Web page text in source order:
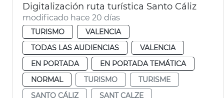
Digitalización ruta turística Santo Cáliz
modificado hace 20 días
TURISMO
VALENCIA
TODAS LAS AUDIENCIAS
VALENCIA
EN PORTADA
EN PORTADA TEMÁTICA
NORMAL
TURISMO
TURISME
SANTO CÁLIZ
SANT CALZE